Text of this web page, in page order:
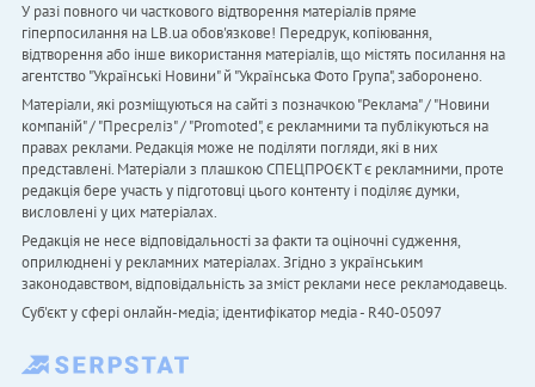
У разі повного чи часткового відтворення матеріалів пряме
гіперпосилання на LB.ua обов'язкове! Передрук, копіювання,
відтворення або інше використання матеріалів, що містять посилання на
агентство "Українськi Новини" й "Українська Фото Група", заборонено.
Матеріали, які розміщуються на сайті з позначкою "Реклама" / "Новини
компаній" / "Пресреліз" / "Promoted", є рекламними та публікуються на
правах реклами. Редакція може не поділяти погляди, які в них
представлені. Матеріали з плашкою СПЕЦПРОЄКТ є рекламними, проте
редакція бере участь у підготовці цього контенту і поділяє думки,
висловлені у цих матеріалах.
Редакція не несе відповідальності за факти та оціночні судження,
оприлюднені у рекламних матеріалах. Згідно з українським
законодавством, відповідальність за зміст реклами несе рекламодавець.
Cуб'єкт у сфері онлайн-медіа; ідентифікатор медіа - R40-05097